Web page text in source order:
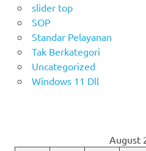
slider top
SOP
Standar Pelayanan
Tak Berkategori
Uncategorized
Windows 11 Dll
August